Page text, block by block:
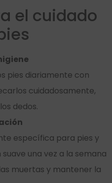
el cuidado
pies diariamente con
cuidadosamente,
dedos.
específica para pies y
una vez a la semana
muertas y mantener la